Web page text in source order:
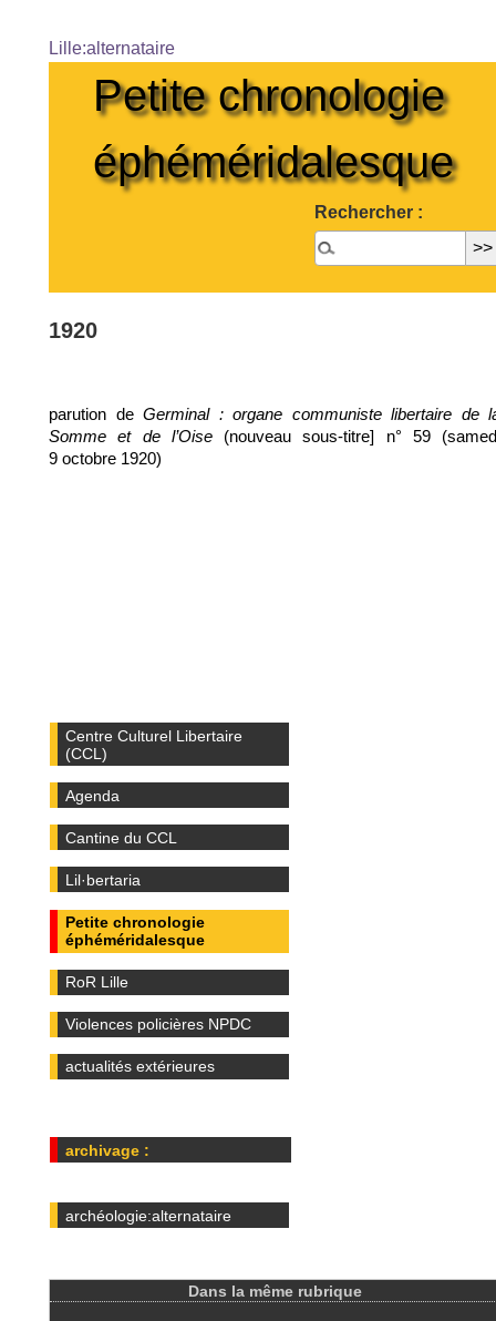
Lille:alternataire
Petite chronologie
éphéméridalesque
Rechercher :
1920
parution de Germinal : organe communiste libertaire de
Somme et de l’Oise(nouveau sous-titre] n° 59
9 octobre 1920)
Centre Culturel Libertaire
(CCL)
Agenda
Cantine du CCL
Lil·bertaria
Petite chronologie
éphéméridalesque
RoR Lille
Violences policières NPDC
actualités extérieures
archivage :
archéologie:alternataire
Dans la même rubrique